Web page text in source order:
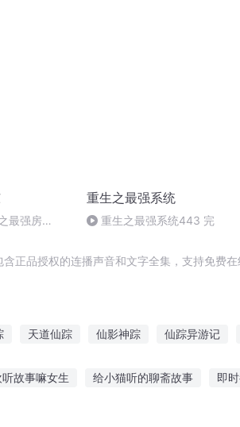
最强房
重生之最强系统
重生之最强系统443 完
正品授权的连播声音和文字全集，支持免费在
天道仙踪 仙影神踪 仙踪异游记
故事嘛女生 给小猫听的聊斋故事 即